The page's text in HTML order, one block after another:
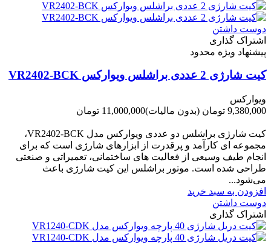
دوست داشتن
اشتراک گذاری
پیشنهاد ویژه محدود
کیت شارژی 2 عددی براشلس ویوارکس VR2402-BCK
ویوارکس
9,380,000 تومان
(بدون مالیات)11,000,000 تومان
کیت شارژی براشلس دو عددی ویوارکس مدل VR2402-BCK،
مجموعه ای کارآمد و پرقدرت از ابزارهای شارژی است که برای
انجام طیف وسیعی از فعالیت های ساختمانی، تعمیراتی و صنعتی
طراحی شده است. موتور براشلس این کیت شارژی باعث
می‌شود...
افزودن به سبد خرید
دوست داشتن
اشتراک گذاری